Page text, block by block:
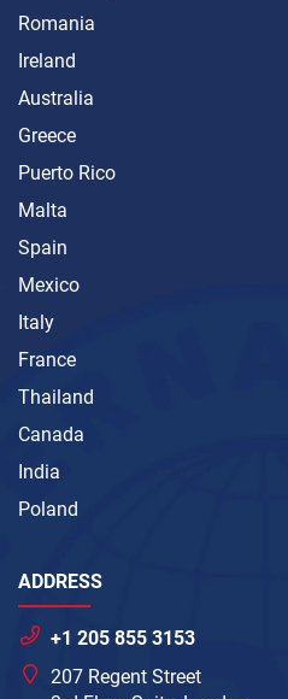
Romania
Ireland
Australia
Greece
Puerto Rico
Malta
Spain
Mexico
Italy
France
Thailand
Canada
India
Poland
ADDRESS
+1 205 855 3153
207 Regent Street